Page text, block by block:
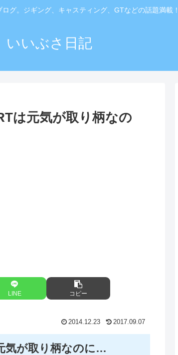
グ。ジギング、キャスティング、GTなどの話題満載！
いいぶさ日記
は元気が取り柄なの
LINE コピー
2014.12.23 2017.09.07
気が取り柄なのに…